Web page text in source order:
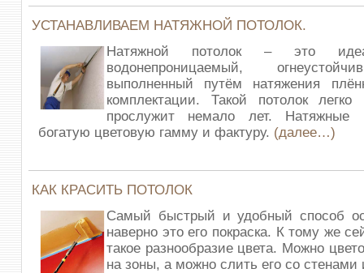
УСТАНАВЛИВАЕМ НАТЯЖНОЙ ПОТОЛОК.
Натяжной потолок – это
водонепроницаемый,
выполненный путём натяжения
комплектации. Такой потолок
прослужит немало лет. Натяжные
богатую цветовую гамму и фактуру. (далее…)
КАК КРАСИТЬ ПОТОЛОК
Самый быстрый и удобный способ
наверно это его покраска. К тому же
такое разнообразие цвета. Можно
на зоны, а можно слить его со